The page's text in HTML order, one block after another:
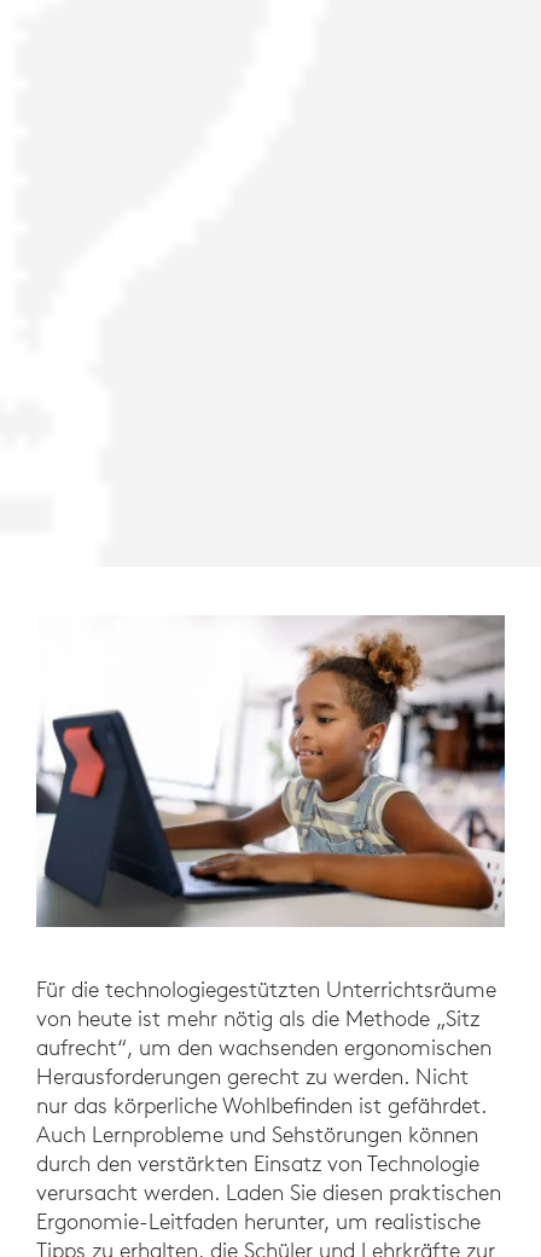
Für die technologiegestützten Unterrichtsräume
von heute ist mehr nötig als die Methode „Sitz
aufrecht“, um den wachsenden ergonomischen
Herausforderungen gerecht zu werden. Nicht
nur das körperliche Wohlbefinden ist gefährdet.
Auch Lernprobleme und Sehstörungen können
durch den verstärkten Einsatz von Technologie
verursacht werden. Laden Sie diesen praktischen
Ergonomie-Leitfaden herunter, um realistische
Tipps zu erhalten, die Schüler und Lehrkräfte zur